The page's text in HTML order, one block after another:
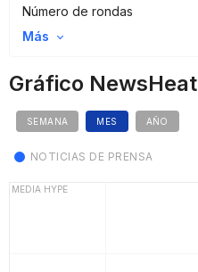
Número de rondas
Más
Gráfico NewsHeat
SEMANA MES AÑO
NOTICIAS DE PRENSA